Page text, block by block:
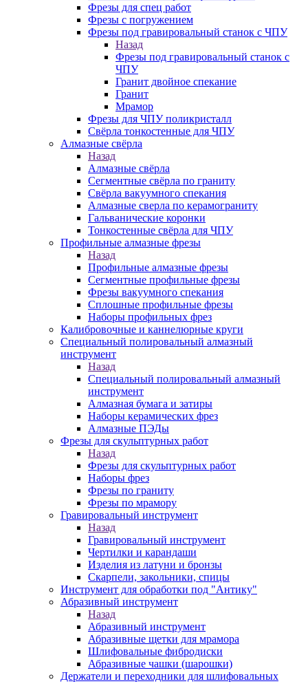
Фрезы для спец работ
Фрезы с погружением
Фрезы под гравировальный станок с ЧПУ
Назад
Фрезы под гравировальный станок с
ЧПУ
Гранит двойное спекание
Гранит
Мрамор
Фрезы для ЧПУ поликристалл
Свёрла тонкостенные для ЧПУ
Алмазные свёрла
Назад
Алмазные свёрла
Сегментные свёрла по граниту
Свёрла вакуумного спекания
Алмазные сверла по керамограниту
Гальванические коронки
Тонкостенные свёрла для ЧПУ
Профильные алмазные фрезы
Назад
Профильные алмазные фрезы
Сегментные профильные фрезы
Фрезы вакуумного спекания
Сплошные профильные фрезы
Наборы профильных фрез
Калибровочные и каннелюрные круги
Специальный полировальный алмазный
инструмент
Назад
Специальный полировальный алмазный
инструмент
Алмазная бумага и затиры
Наборы керамических фрез
Алмазные ПЭДы
Фрезы для скульптурных работ
Назад
Фрезы для скульптурных работ
Наборы фрез
Фрезы по граниту
Фрезы по мрамору
Гравировальный инструмент
Назад
Гравировальный инструмент
Чертилки и карандаши
Изделия из латуни и бронзы
Скарпели, закольники, спицы
Инструмент для обработки под "Антику"
Абразивный инструмент
Назад
Абразивный инструмент
Абразивные щетки для мрамора
Шлифовальные фибродиски
Абразивные чашки (шарошки)
Держатели и переходники для шлифовальных